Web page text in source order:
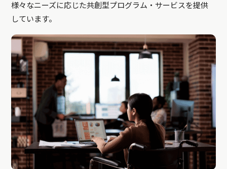
様々なニーズに応じた共創型プログラム・サービスを提供
しています。